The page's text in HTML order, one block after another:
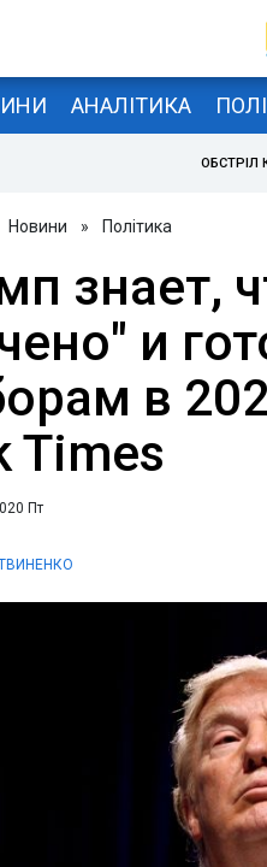
АНАЛІТИКА
ОБСТРІЛ
Новини » Політика
знает,
и
в
Times
Пт